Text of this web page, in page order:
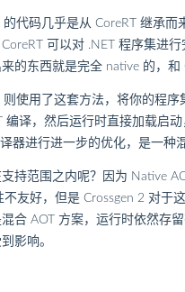
的代码几乎是从 CoreRT 继承而
可以对 .NET 程序集进
的东西就是完全 native 的，和
则使用了这套方法，将你的程
编译，然后运行时直接加载启
器进行进一步的优化，是一种
持范围之内呢？因为 Native
不友好，但是 Crossgen 2 对于
合 AOT 方案，运行时依然存
影响。